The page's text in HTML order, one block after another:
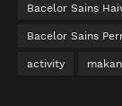
Bacelor Sains
Bacelor Sains
activity